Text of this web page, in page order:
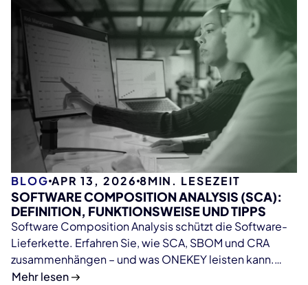
BLOG APR 13, 2026 8MIN. LESEZEIT
SOFTWARE COMPOSITION ANALYSIS (SCA):
DEFINITION, FUNKTIONSWEISE UND TIPPS
Software Composition Analysis schützt die Software-
Lieferkette. Erfahren Sie, wie SCA, SBOM und CRA
zusammenhängen – und was ONEKEY leisten kann.
Jetzt lesen.
Mehr lesen